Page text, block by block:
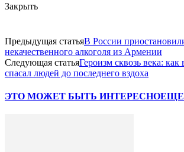
Закрыть
Предыдущая статьяВ России
некачественного алкоголя из Армении
Следующая статьяГероизм сквозь века:
спасал людей до последнего вздоха
ЭТО МОЖЕТ БЫТЬ ИНТЕРЕСНОЕЩЕ